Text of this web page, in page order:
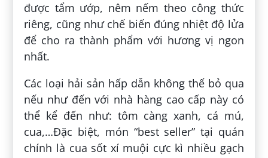
được tẩm ướp, nêm nếm theo công thức
riêng, cũng như chế biến đúng nhiệt độ lửa
để cho ra thành phẩm với hương vị ngon
nhất.
Các loại hải sản hấp dẫn không thể bỏ qua
nếu như đến với nhà hàng cao cấp này có
thể kể đến như: tôm càng xanh, cá mú,
cua,…Đặc biệt, món “best seller” tại quán
chính là cua sốt xí muội cực kì nhiều gạch